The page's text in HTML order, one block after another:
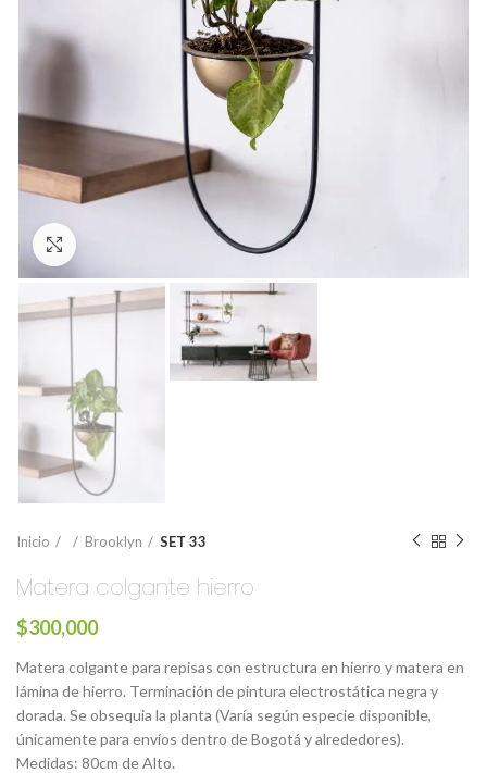
Inicio Brooklyn SET 33
Matera colgante hierro
$300,000
Matera colgante para repisas con estructura en hierro y matera en
lámina de hierro. Terminación de pintura electrostática negra y
dorada. Se obsequia la planta (Varía según especie disponible,
únicamente para envíos dentro de Bogotá y alrededores).
Medidas: 80cm de Alto.